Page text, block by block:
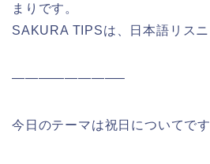
まりです。
SAKURA TIPSは、日本語リス
————————–
今日のテーマは祝日についてです